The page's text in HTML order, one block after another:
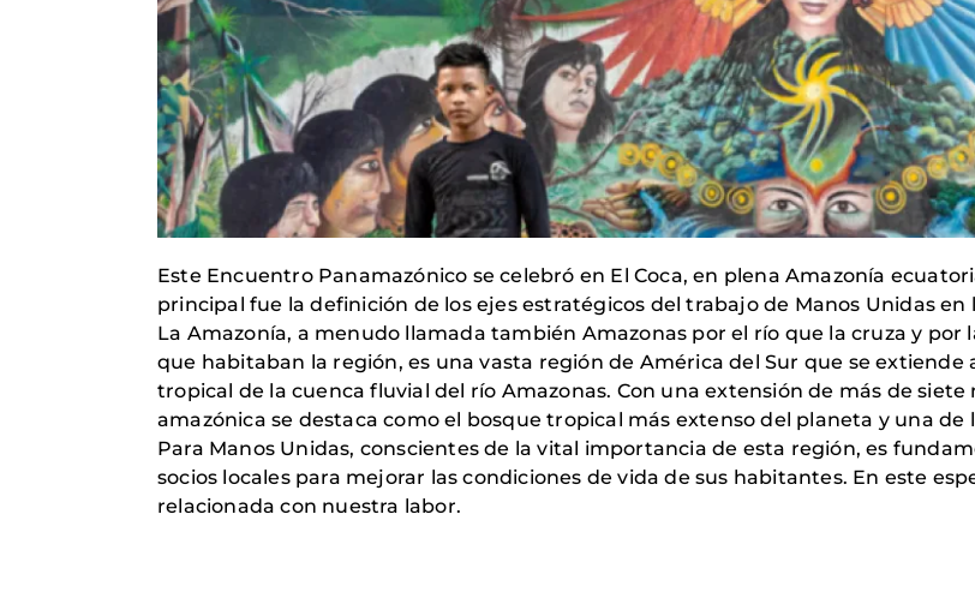
Este Encuentro Panamazónico se celebró en El Coca, en plena Amazonía
principal fue la definición de los ejes estratégicos del trabajo de Manos Unidas
La Amazonía, a menudo llamada también Amazonas por el río que la cruza y
que habitaban la región, es una vasta región de América del Sur que se extiende
tropical de la cuenca fluvial del río Amazonas. Con una extensión de más de
amazónica se destaca como el bosque tropical más extenso del planeta y una de
Para Manos Unidas, conscientes de la vital importancia de esta región, es
socios locales para mejorar las condiciones de vida de sus habitantes. En este
relacionada con nuestra labor.